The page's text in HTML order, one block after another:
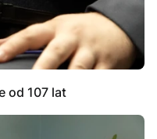
od 107 lat